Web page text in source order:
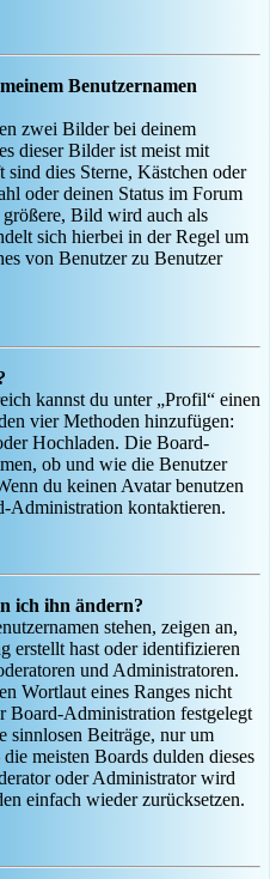
Benutzernamen
zwei Bilder bei deinem
dieser Bilder ist meist mit
dies Sterne, Kästchen oder
oder deinen Status im Forum
größere, Bild wird auch als
sich hierbei in der Regel um
von Benutzer zu Benutzer
kannst du unter „Profil“ einen
vier Methoden hinzufügen:
Hochladen. Die Board-
ob und wie die Benutzer
du keinen Avatar benutzen
Administration kontaktieren.
ich ihn ändern?
stehen, zeigen an,
erstellt hast oder identifizieren
und Administratoren.
Wortlaut eines Ranges nicht
Board-Administration festgelegt
sinnlosen Beiträge, nur um
meisten Boards dulden dieses
oder Administrator wird
einfach wieder zurücksetzen.